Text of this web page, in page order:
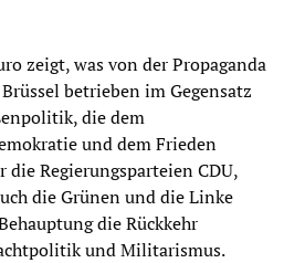
zeigt, was von der Propaganda
betrieben im Gegensatz
die dem
und dem Frieden
Regierungsparteien CDU,
die Grünen und die Linke
die Rückkehr
und Militarismus.